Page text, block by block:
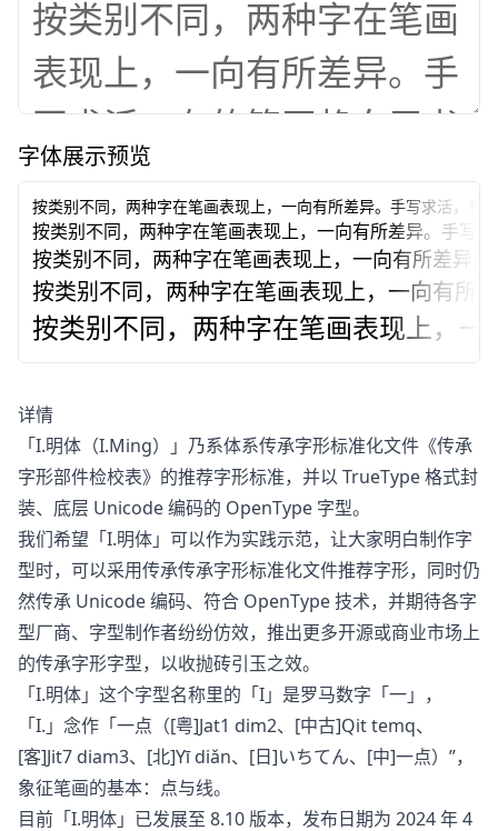
字体展示预览
按类别不同，两种字在笔画表现上，一向有所差异。手写求活，有
按类别不同，两种字在笔画表现上，一向有所差异。手写
按类别不同，两种字在笔画表现上，一向有所差异
按类别不同，两种字在笔画表现上，一向有所
按类别不同，两种字在笔画表现上，
详情
「I.明体（I.Ming）」乃系体系传承字形标准化文件《传承
字形部件检校表》的推荐字形标准，并以 TrueType 格式封
装、底层 Unicode 编码的 OpenType 字型。
我们希望「I.明体」可以作为实践示范，让大家明白制作字
型时，可以采用传承传承字形标准化文件推荐字形，同时仍
然传承 Unicode 编码、符合 OpenType 技术，并期待各字
型厂商、字型制作者纷纷仿效，推出更多开源或商业市场上
的传承字形字型，以收抛砖引玉之效。
「I.明体」这个字型名称里的「I」是罗马数字「一」，
「I.」念作「一点（[粤]Jat1 dim2、[中古]Qit temq、
[客]Jit7 diam3、[北]Yī diǎn、[日]いちてん、[中]一点）”，
象征笔画的基本：点与线。
目前「I.明体」已发展至 8.10 版本，发布日期为 2024 年 4